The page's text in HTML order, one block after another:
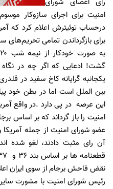
رای اعضای شورای
امنیت برای اجرای سازوکار
درحساب توئیترش اعلام کرد که
برای بازگرداندن تمامی
گشت! ادعایی که اگر چه در
یکجانبه گرایانه کاخ سفید در
بین الملل است اما در بطن خود
این عرصه در پی دارد .در واقع
عضو شورای امنیت از جمله
آن رای مثبت دادند، لغو شده
نقض فاحش برجام از سوی ایران
رئیس شورای امنیت با مشورت